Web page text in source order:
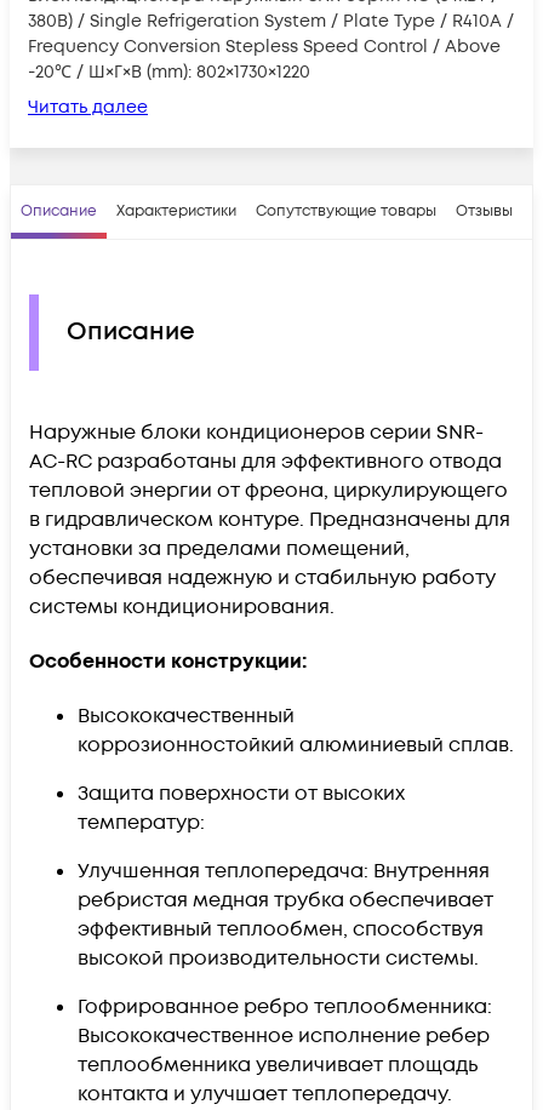
380В) / Single Refrigeration System / Plate Type / R410A /
Frequency Conversion Stepless Speed Control / Above
-20℃ / Ш×Г×В (mm): 802×1730×1220
Читать далее
Описание Характеристики Сопутствующие товары Отзывы
Описание
Наружные блоки кондиционеров серии SNR-
AC-RC разработаны для эффективного отвода
тепловой энергии от фреона, циркулирующего
в гидравлическом контуре. Предназначены для
установки за пределами помещений,
обеспечивая надежную и стабильную работу
системы кондиционирования.
Особенности конструкции:
Высококачественный
коррозионностойкий алюминиевый сплав.
Защита поверхности от высоких
температур:
Улучшенная теплопередача: Внутренняя
ребристая медная трубка обеспечивает
эффективный теплообмен, способствуя
высокой производительности системы.
Гофрированное ребро теплообменника:
Высококачественное исполнение ребер
теплообменника увеличивает площадь
контакта и улучшает теплопередачу.